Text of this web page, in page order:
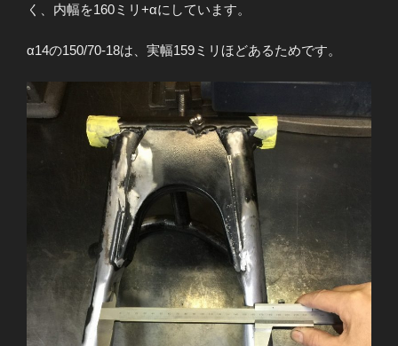
く、内幅を160ミリ+αにしています。
α14の150/70-18は、実幅159ミリほどあるためです。